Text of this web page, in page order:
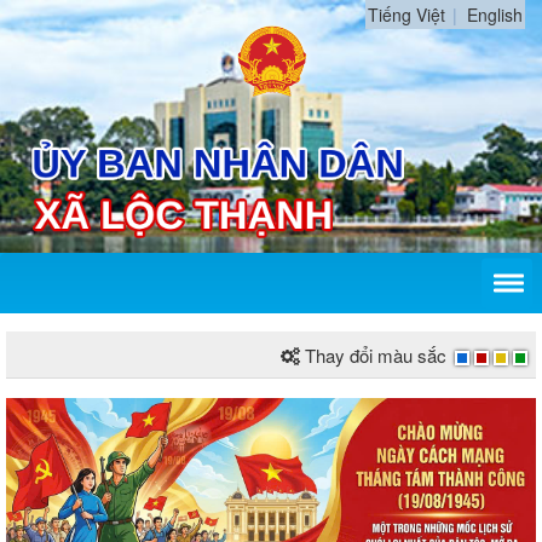
Tiếng Việt English
Thay đổi màu sắc